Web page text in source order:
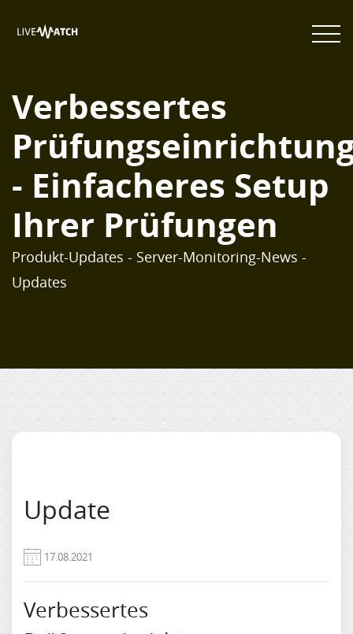
Verbessertes
- Einfacheres Setup
Ihrer Prüfungen
Produkt-Updates - Server-Monitoring-News -
Updates
Update
17.08.2021
Verbessertes